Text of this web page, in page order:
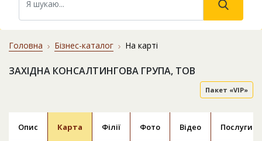
Головна Бізнес-каталог На карті
ЗАХІДНА КОНСАЛТИНГОВА ГРУПА, ТОВ
Пакет «VIP»
Опис Карта Філії Фото Відео Послуги